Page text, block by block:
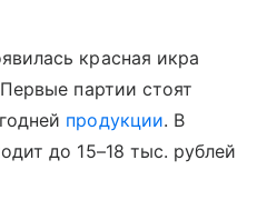
красная икра
партии стоят
продукции. В
до 15–18 тыс. рублей